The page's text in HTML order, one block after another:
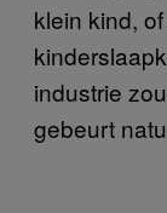
klein kind,
industrie
gebeurt